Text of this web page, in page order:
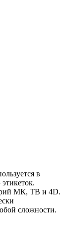
в
МК, TB и 4D.
сложности.